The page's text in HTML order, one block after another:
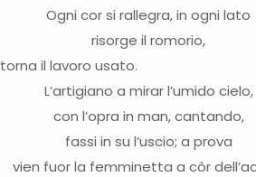
Ogni cor si rallegra, in ogni lato
risorge il romorio,
torna il lavoro
L’artigiano a mirar l’umido cielo,
con l’opra in man, cantando,
fassi in su l’uscio; a prova
vien fuor la femminetta a côr